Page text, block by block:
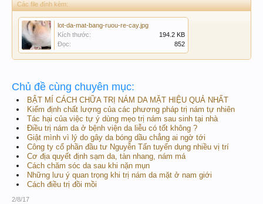
Các file đính kèm:
lot-da-mat-bang-ruou-re-cay.jpg
Kích thước:
194.2 KB
Đọc:
852
Chủ đề cùng chuyên mục:
BẬT MÍ CÁCH CHỮA TRỊ NÁM DA MẶT HIỆU QUẢ NHẤT
Kiểm định chất lượng của các phương pháp trị nám tự nhiên
Tác hại của việc tự ý dùng mẹo trị nám sau sinh tại nhà
Điều trị nám da ở bệnh viện da liễu có tốt không ?
Giật mình vì lý do gây da bóng dầu chẳng ai ngờ tới
Công ty cổ phần đầu tư Nguyễn Tấn tuyển dụng nhiều vị trí
Cơ địa quyết định sạm da, tàn nhang, nám má
Cách chăm sóc da sau khi nặn mụn
Những lưu ý quan trọng khi trị nám da mặt ở nam giới
Cách điều trị đồi mồi
2/8/17